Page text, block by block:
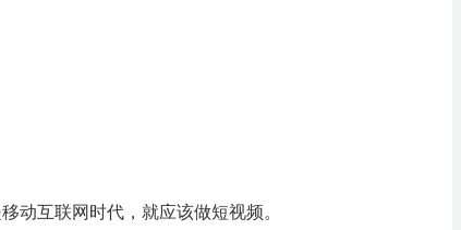
动互联网时代，就应该做短视频。